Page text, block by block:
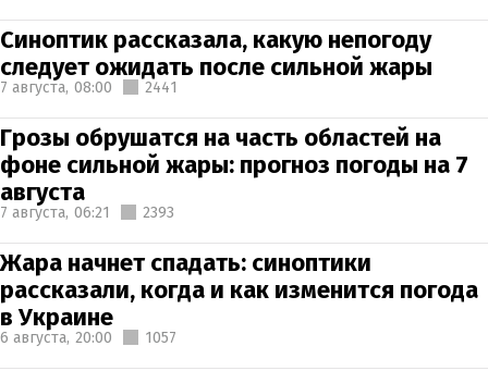
Синоптик рассказала, какую непогоду
следует ожидать после сильной жары
7 августа, 08:00 2441
Грозы обрушатся на часть областей на
фоне сильной жары: прогноз погоды на 7
августа
7 августа, 06:21 2393
Жара начнет спадать: синоптики
рассказали, когда и как изменится погода
в Украине
6 августа, 20:00 1057